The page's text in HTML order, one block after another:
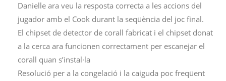
Danielle ara veu la resposta correcta a les accions del
jugador amb el Cook durant la seqüència del joc final.
El chipset de detector de corall fabricat i el chipset donat
a la cerca ara funcionen correctament per escanejar el
corall quan s’instal·la
Resolució per a la congelació i la caiguda poc freqüent